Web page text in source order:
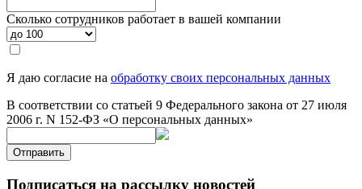
Сколько сотрудников работает в вашей компании
Я даю согласие на обработку своих персональных данных
В соответствии со статьей 9 Федерального закона от 27 июля
2006 г. N 152-ФЗ «О персональных данных»
Отправить
Подписаться на рассылку новостей